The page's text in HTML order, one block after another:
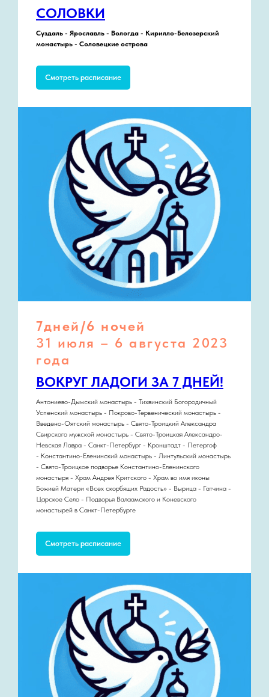
СОЛОВКИ
Суздаль - Ярославль - Вологда - Кирилло-Белозерский
монастырь - Соловецкие острова
Смотреть расписание
7дней/6 ночей
31 июля – 6 августа 2023
года
ВОКРУГ ЛАДОГИ ЗА 7 ДНЕЙ!
Антониево-Дымский монастырь - Тихвинский Богородичный
Успенский монастырь - Покрово-Тервенический монастырь -
Введено-Оятский монастырь - Свято-Троицкий Александра
Свирского мужской монастырь - Свято-Троицкая Александро-
Невская Лавра - Санкт-Петербург - Кронштадт - Петергоф
- Константино-Еленинский монастырь - Линтульский монастырь
- Свято-Троицкое подворье Константино-Еленинского
монастыря - Храм Андрея Критского - Храм во имя иконы
Божией Матери «Всех скорбящих Радость» - Вырица - Гатчина -
Царское Село - Подворья Валаамского и Коневского
монастырей в Санкт-Петербурге
Смотреть расписание